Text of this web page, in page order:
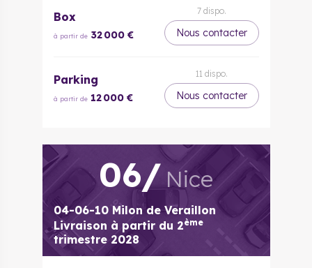
Box
à partir de 32 000 €
7dispo.
Nous contacter
Parking
à partir de 12 000 €
11 dispo.
Nous contacter
06/ Nice
04-06-10 Milon de Veraillon
Livraison à partir du 2ème
trimestre 2028